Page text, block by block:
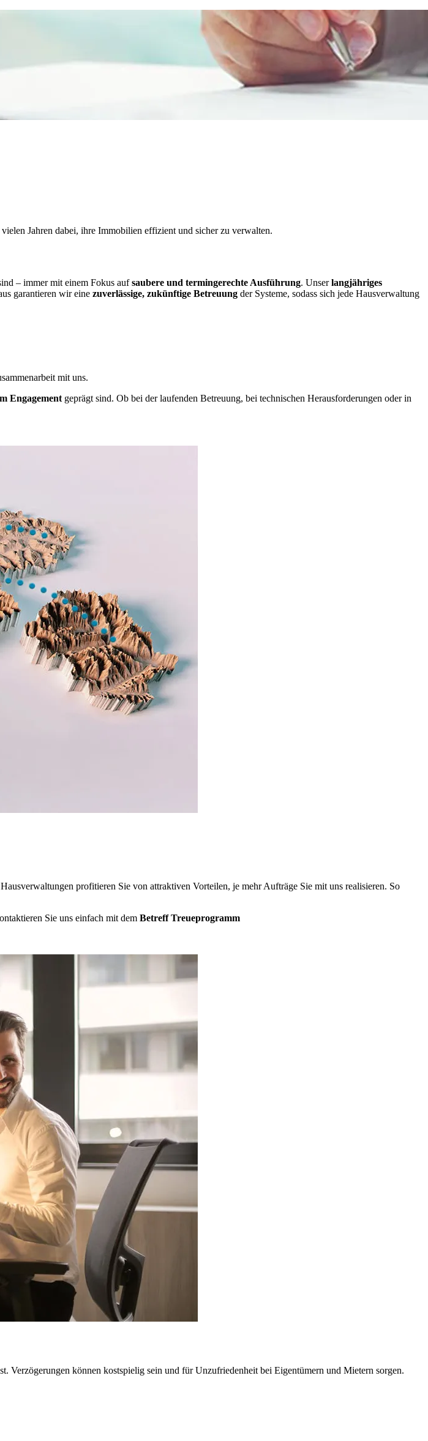
Jahren dabei, ihre Immobilien effizient und sicher zu verwalten.
– immer mit einem Fokus aufsaubere und termingerechte Ausführung. Unserlangjähriges
garantieren wir eine zuverlässige, zukünftige Betreuung der Systeme, sodass sich jede Hausverwaltung
mit uns.
Engagement geprägt sind. Ob bei der laufenden Betreuung, bei technischen Herausforderungen oder in
profitieren Sie von attraktiven Vorteilen, je mehr Aufträge Sie mit uns realisieren. So
Sie uns einfach mit dem Betreff Treueprogramm
können kostspielig sein und für Unzufriedenheit bei Eigentümern und Mietern sorgen.